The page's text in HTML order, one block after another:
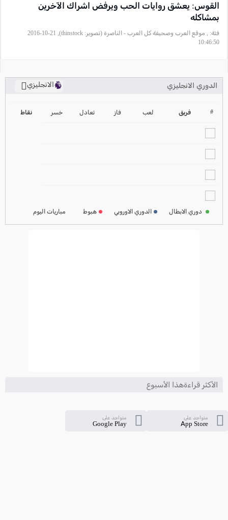
الأكثر قراءةهذا الأسبوع
متواجد على
App Store
متواجد على
Google Play
القوس: يعشق روايات الحب ويرفض اشراك الآخرين
بمشاكله
فئة:
, موقع العرب وصحيفة كل العرب - الناصرة (تصوير: thinstock), 2016-10-21
10:46:50
الدوري الانجليزي
الانجليزي
2024-2025
ترتيب الدوري الايطالي
# فريق لعب فاز تعادل خسر نقاط
دوري الابطال الدوري الاوروبي هبوط مباريات اليوم